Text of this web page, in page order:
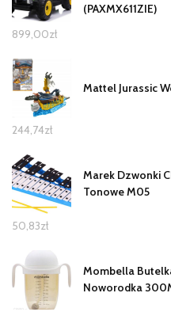
(PAXMX611ZIE)
899,00zł
Mattel Jurassic
244,74zł
Marek Dzwonki
Tonowe M05
50,83zł
Mombella
Noworodka